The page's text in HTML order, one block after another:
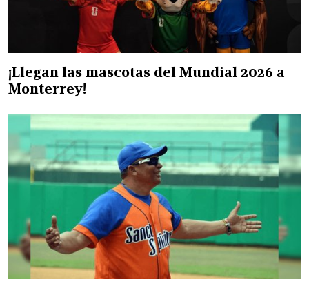
¡Llegan las mascotas del Mundial 2026 a
Monterrey!